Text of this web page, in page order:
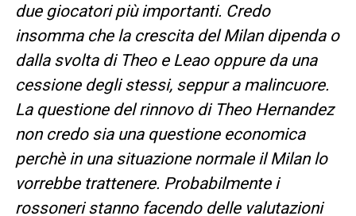
due giocatori più importanti. Credo
insomma che la crescita del Milan dipenda o
dalla svolta di Theo e Leao oppure da una
cessione degli stessi, seppur a malincuore.
La questione del rinnovo di Theo Hernandez
non credo sia una questione economica
perchè in una situazione normale il Milan lo
vorrebbe trattenere. Probabilmente i
rossoneri stanno facendo delle valutazioni